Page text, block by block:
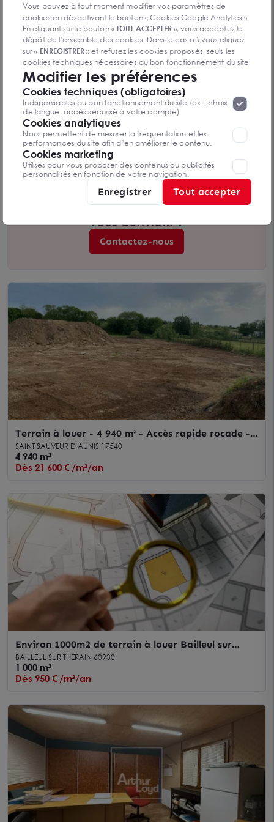
A LOUER - TERRAIN
DARNETAL 76160
2 010 m²
Dès 8 € /m²/an
Vous n’avez pas trouvé l’offre qui
vous convient ?
Contactez-nous
Terrain à louer - 4 940 m² - Accès rapide rocade -
Secteur Saint-Sauveur-d'Aunis
SAINT SAUVEUR D AUNIS 17540
4 940 m²
Dès 21 600 € /m²/an
Environ 1000m2 de terrain à louer Bailleul sur
Therain
BAILLEUL SUR THERAIN 60930
1 000 m²
Dès 950 € /m²/an
Vous pouvez à tout moment modifier vos paramètres de
cookies en désactivant le bouton « Cookies Google Analytics ».
En cliquant sur le bouton «TOUT ACCEPTER», vous acceptez le
dépôt de l’ensemble des cookies. Dans le cas où vous cliquez
sur « ENREGISTRER» et refusez les cookies proposés, seuls les
cookies techniques nécessaires au bon fonctionnement du site
seront déposés. Pour plus d’informations, vous pouvez consulter
«Protection des données à caractère
personnel ».Lorsque vous naviguez sur notre site internet, il
peut être amenée à déposer des cookies. Vous avez la
possibilité de désactiver les cookies, ces réglages ne seront
valables que sur le navigateur que vous utilisez actuellement
Modifier les préférences
Cookies techniques (obligatoires)
Indispensables au bon fonctionnement du site (ex. : choix
de langue, accès sécurisé à votre compte).
Cookies analytiques
Nous permettent de mesurer la fréquentation et les
performances du site afin d’en améliorer le contenu.
Cookies marketing
Utilisés pour vous proposer des contenus ou publicités
personnalisés en fonction de votre navigation.
Enregistrer Tout accepter